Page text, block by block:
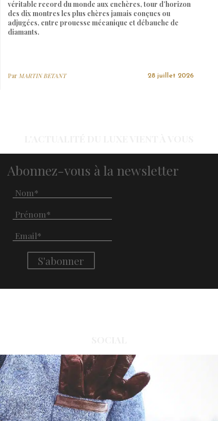
véritable record du monde aux enchères, tour d’horizon
des dix montres les plus chères jamais conçues ou
adjugées, entre prouesse mécanique et débauche de
diamants.
ParMARTIN BETANT 28 juillet 2026
Abonnez-vous à la newsletter